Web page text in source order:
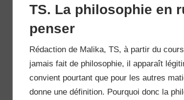
TS. La philosophie en
penser
Rédaction de Malika, TS, à partir du
jamais fait de philosophie, il apparaît
convient pourtant que pour les autres
donne une définition. Pourquoi donc la